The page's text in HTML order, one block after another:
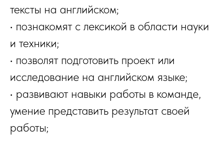
тексты на английском;
• познакомят с лексикой в области науки
и техники;
• позволят подготовить проект или
исследование на английском языке;
• развивают навыки работы в команде,
умение представить результат своей
работы;